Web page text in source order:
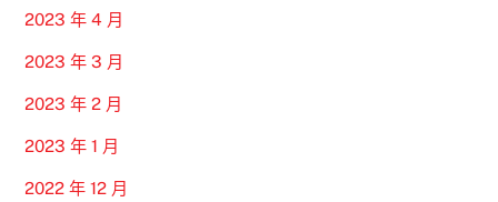
2023 年 4 月
2023 年 3 月
2023 年 2 月
2023 年 1 月
2022 年 12 月